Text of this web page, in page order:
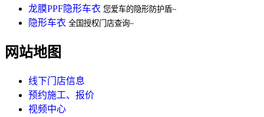
龙膜PPF隐形车衣 您爱车的隐形防护盾~
隐形车衣 全国授权门店查询~
网站地图
线下门店信息
预约施工、报价
视频中心